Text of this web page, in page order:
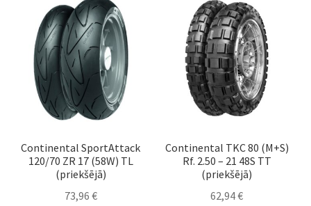
Continental SportAttack
120/70 ZR 17 (58W) TL
(priekšējā)
73,96 €
Continental TKC 80 (M+S)
Rf. 2.50 – 21 48S TT
(priekšējā)
62,94€